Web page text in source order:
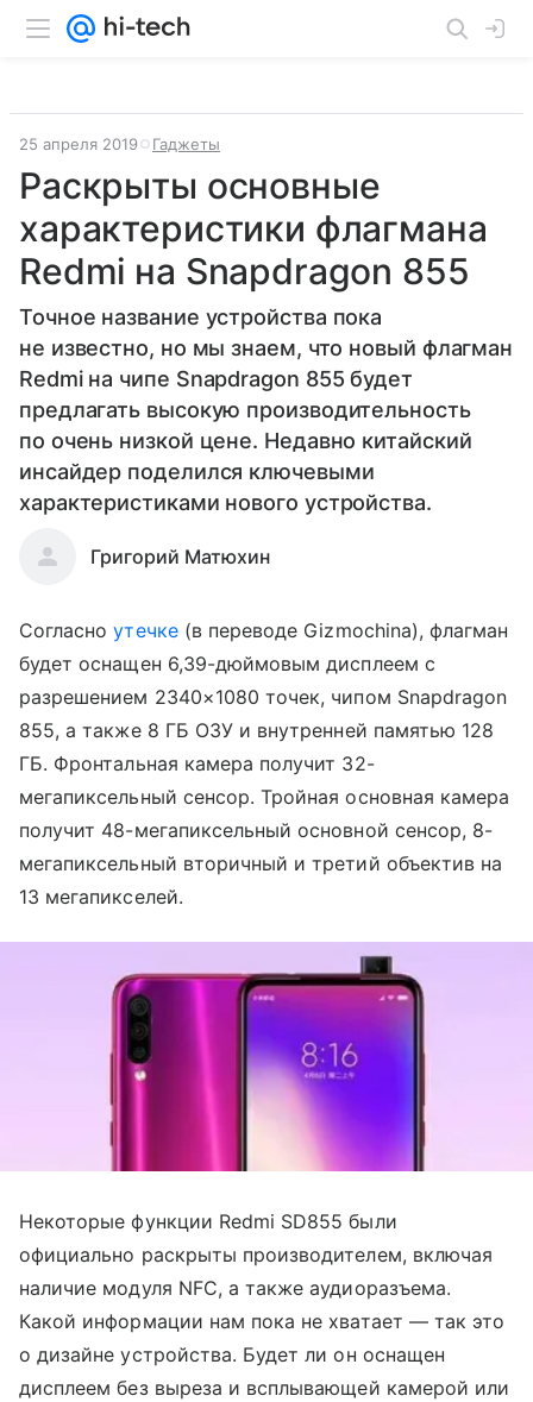
25 апреля 2019 Гаджеты
Раскрыты основные
характеристики флагмана
Redmi на Snapdragon 855
Точное название устройства пока
не известно, но мы знаем, что новый флагман
Redmi на чипе Snapdragon 855 будет
предлагать высокую производительность
по очень низкой цене. Недавно китайский
инсайдер поделился ключевыми
характеристиками нового устройства.
Григорий Матюхин
Согласноутечке(в переводе Gizmochina), флагман
будет оснащен 6,39-дюймовым дисплеем с
разрешением 2340×1080 точек, чипом Snapdragon
855, а также 8 ГБ ОЗУ и внутренней памятью 128
ГБ. Фронтальная камера получит 32-
мегапиксельный сенсор. Тройная основная камера
получит 48-мегапиксельный основной сенсор, 8-
мегапиксельный вторичный и третий объектив на
13 мегапикселей.
Некоторые функции Redmi SD855 были
официально раскрыты производителем, включая
наличие модуля NFC, а также аудиоразъема.
Какой информации нам пока не хватает — так это
о дизайне устройства. Будет ли он оснащен
дисплеем без выреза и всплывающей камерой или